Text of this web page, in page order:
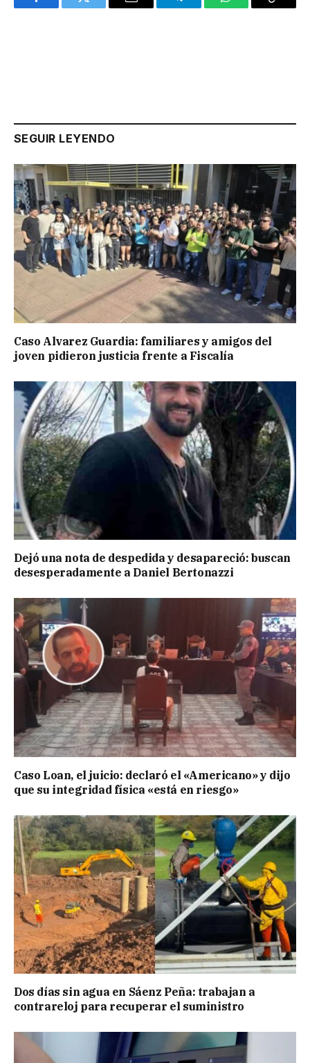
FacebookTwitter Email TelegramWhatsAppCopy
SEGUIR LEYENDO
Caso Alvarez Guardia: familiares y amigos del
joven pidieron justicia frente a Fiscalía
Dejó una nota de despedida y desapareció: buscan
desesperadamente a Daniel Bertonazzi
Caso Loan, el juicio: declaró el «Americano» y dijo
que su integridad física «está en riesgo»
Dos días sin agua en Sáenz Peña: trabajan a
contrareloj para recuperar el suministro